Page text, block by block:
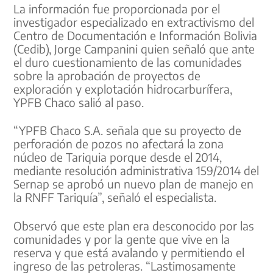
La información fue proporcionada por el
investigador especializado en extractivismo del
Centro de Documentación e Información Bolivia
(Cedib), Jorge Campanini quien señaló que ante
el duro cuestionamiento de las comunidades
sobre la aprobación de proyectos de
exploración y explotación hidrocarburífera,
YPFB Chaco salió al paso.
“YPFB Chaco S.A. señala que su proyecto de
perforación de pozos no afectará la zona
núcleo de Tariquia porque desde el 2014,
mediante resolución administrativa 159/2014 del
Sernap se aprobó un nuevo plan de manejo en
la RNFF Tariquía”, señaló el especialista.
Observó que este plan era desconocido por las
comunidades y por la gente que vive en la
reserva y que está avalando y permitiendo el
ingreso de las petroleras. “Lastimosamente